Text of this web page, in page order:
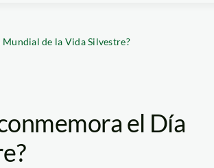
de la Vida Silvestre?
el Día